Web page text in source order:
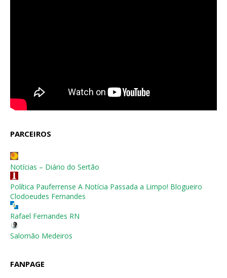
PARCEIROS
Notícias – Diário do Sertão
Política Pauferrense A Notícia Passada a Limpo! Blogueiro
Clodoeudes Fernandes
Rafael Fernandes RN
Salomão Medeiros
FANPAGE